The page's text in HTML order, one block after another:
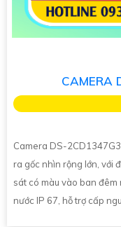
CAMERA
Camera DS-
ra gốc nhìn rộng lớn, với
sát có màu vào ban
nước IP 67, hỗ trợ cấp